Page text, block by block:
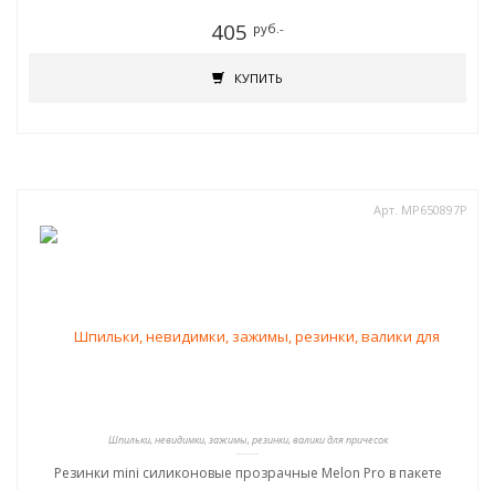
405 руб.-
КУПИТЬ
Арт. MP650897Р
Шпильки, невидимки, зажимы, резинки, валики для причесок
Резинки mini силиконовые прозрачные Melon Pro в пакете